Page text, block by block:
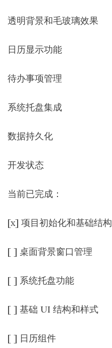
透明背景和毛玻璃效果
日历显示功能
待办事项管理
系统托盘集成
数据持久化
开发状态
当前已完成：
[x] 项目初始化和基础结构
[ ] 桌面背景窗口管理
[ ] 系统托盘功能
[ ] 基础 UI 结构和样式
[ ] 日历组件